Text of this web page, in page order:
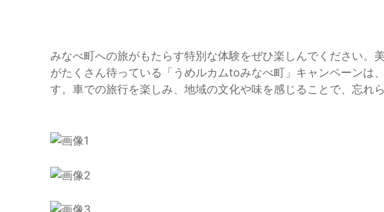
みなべ町への旅がもたらす特別な体験をぜひ楽しんでください。
がたくさん待っている「うめルカムtoみなべ町」キャンペーンは
す。車での旅行を楽しみ、地域の文化や味を感じることで、忘れ